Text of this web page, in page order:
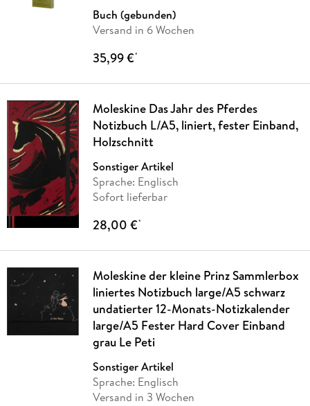
Buch (gebunden)
Versand in 6 Wochen
35,99 €*
Moleskine Das Jahr des Pferdes
Notizbuch L/A5, liniert, fester Einband,
Holzschnitt
Sonstiger Artikel
Sprache: Englisch
Sofort lieferbar
28,00 €*
Moleskine der kleine Prinz Sammlerbox
liniertes Notizbuch large/A5 schwarz
undatierter 12-Monats-Notizkalender
large/A5 Fester Hard Cover Einband
grau Le Peti
Sonstiger Artikel
Sprache: Englisch
Versand in 3 Wochen